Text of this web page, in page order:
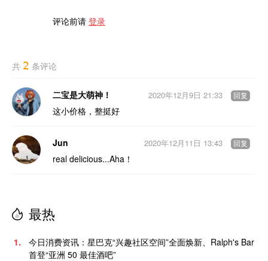
评论前请 登录
共 2 条评论
二宝是大萌神！
这小价格，整挺好
2020年12月9日 21:33 回复
Jun
real delicious...Aha！
2020年12月11日 13:43 回复
最热
1.
今日消费资讯：星巴克“兴趣社区空间”全面焕新、Ralph's Bar
首登“亚洲 50 最佳酒吧”